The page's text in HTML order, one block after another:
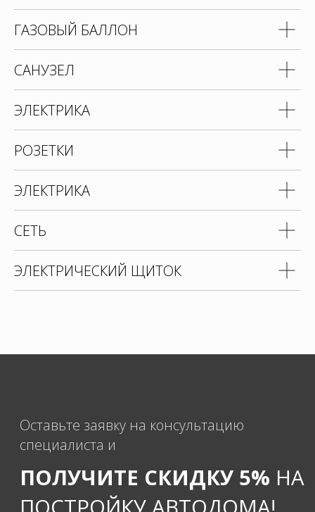
ГАЗОВЫЙ БАЛЛОН
САНУЗЕЛ
ЭЛЕКТРИКА
РОЗЕТКИ
ЭЛЕКТРИКА
СЕТЬ
ЭЛЕКТРИЧЕСКИЙ ЩИТОК